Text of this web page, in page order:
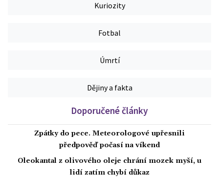
Kuriozity
Fotbal
Úmrtí
Dějiny a fakta
Doporučené články
Zpátky do pece. Meteorologové upřesnili
předpověď počasí na víkend
Oleokantal z olivového oleje chrání mozek myší, u
lidí zatím chybí důkaz